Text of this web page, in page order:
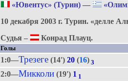
«Ювентус» (Турин)—
10 декабря 2003 г. Турин. «делле
Судья –
Конрад Плауц.
Голы
1:0—Трезеге(14') 20(16) 3
2:0—Микколи(19') 1 1